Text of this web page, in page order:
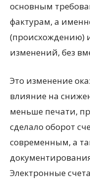
основным
фактурам, а
(происхождению)
изменений, без
Это изменение
влияние на
меньше печати,
сделало оборот
современным, а
Электронные